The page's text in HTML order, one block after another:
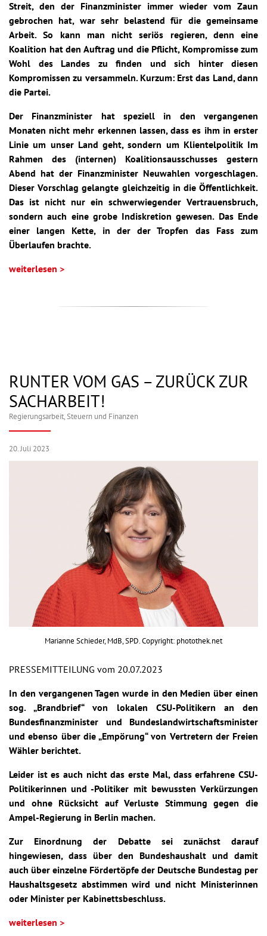
Streit, den der Finanzminister immer wieder vom Zaun
gebrochen hat, war sehr belastend für die gemeinsame
Arbeit. So kann man nicht seriös regieren, denn eine
Koalition hat den Auftrag und die Pflicht, Kompromisse zum
Wohl des Landes zu finden und sich hinter diesen
Kompromissen zu versammeln. Kurzum: Erst das Land, dann
die Partei.
Der Finanzminister hat speziell in den vergangenen
Monaten nicht mehr erkennen lassen, dass es ihm in erster
Linie um unser Land geht, sondern um Klientelpolitik Im
Rahmen des (internen) Koalitionsausschusses gestern
Abend hat der Finanzminister Neuwahlen vorgeschlagen.
Dieser Vorschlag gelangte gleichzeitig in die Öffentlichkeit.
Das ist nicht nur ein schwerwiegender Vertrauensbruch,
sondern auch eine grobe Indiskretion gewesen. Das Ende
einer langen Kette, in der der Tropfen das Fass zum
Überlaufen brachte.
weiterlesen >
RUNTER VOM GAS – ZURÜCK ZUR
SACHARBEIT!
Regierungsarbeit,Steuern und Finanzen
20. Juli 2023
Marianne Schieder, MdB, SPD. Copyright: photothek.net
PRESSEMITTEILUNG vom 20.07.2023
In den vergangenen Tagen wurde in den Medien über einen
sog. „Brandbrief“ von lokalen CSU-Politikern an den
Bundesfinanzminister und Bundeslandwirtschaftsminister
und ebenso über die „Empörung“ von Vertretern der Freien
Wähler berichtet.
Leider ist es auch nicht das erste Mal, dass erfahrene CSU-
Politikerinnen und -Politiker mit bewussten Verkürzungen
und ohne Rücksicht auf Verluste Stimmung gegen die
Ampel-Regierung in Berlin machen.
Zur Einordnung der Debatte sei zunächst darauf
hingewiesen, dass über den Bundeshaushalt und damit
auch über einzelne Fördertöpfe der Deutsche Bundestag per
Haushaltsgesetz abstimmen wird und nicht Ministerinnen
oder Minister per Kabinettsbeschluss.
weiterlesen >